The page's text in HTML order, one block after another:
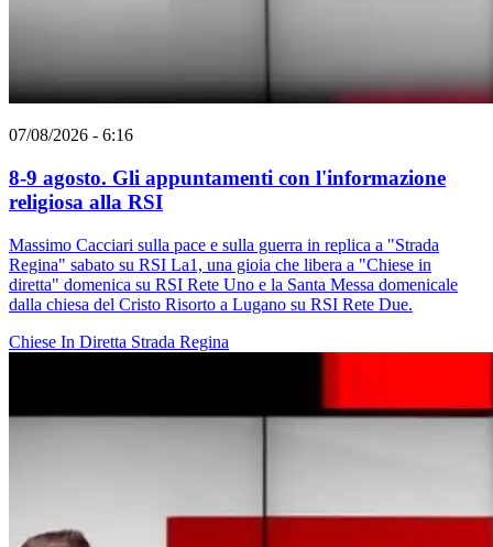
07/08/2026 - 6:16
8-9 agosto. Gli appuntamenti con l'informazione
religiosa alla RSI
Massimo Cacciari sulla pace e sulla guerra in replica a "Strada
Regina" sabato su RSI La1, una gioia che libera a "Chiese in
diretta" domenica su RSI Rete Uno e la Santa Messa domenicale
dalla chiesa del Cristo Risorto a Lugano su RSI Rete Due.
Chiese In Diretta Strada Regina